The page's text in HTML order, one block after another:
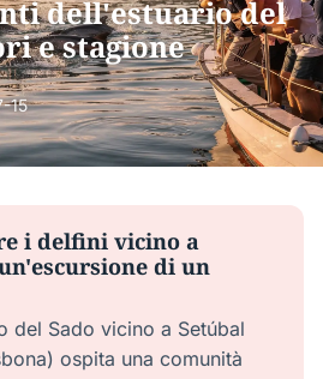
dell'estuario del
e stagione
15
i delfini vicino a
di un
del Sado vicino a Setúbal
ospita una comunità